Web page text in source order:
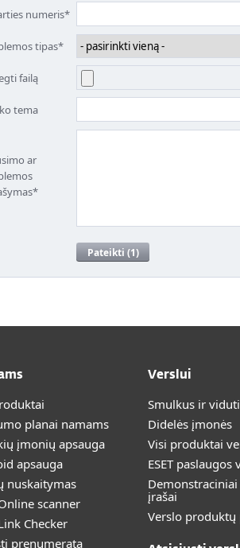
planai namams
įmonių apsauga
apsauga
nuskaitymas
scanner
Checker
prenumerata
Verslui
Smulkus ir
Didelės įmonės
Visi produktai
ESET paslaugos
įrašai
Verslo